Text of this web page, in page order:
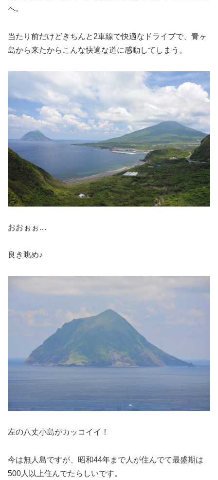
へ。
当たり前だけどきちんと2車線で快適なドライブで、青ヶ
島から来たからこんな快適な道に感動してしまう。
おおぉぉ…
良き眺め♪
左の八丈小島がカッコイイ！
今は無人島ですが、昭和44年まで人が住んでて最盛期は
500人以上住んでたらしいです。